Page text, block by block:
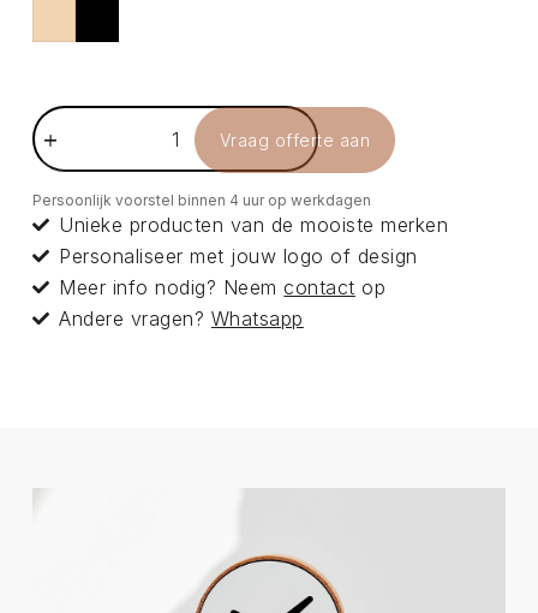
Vraag offerte aan
Persoonlijk voorstel binnen 4 uur op werkdagen
Unieke producten van de mooiste merken
Personaliseer met jouw logo of design
Meer info nodig? Neemcontact op
Andere vragen? Whatsapp